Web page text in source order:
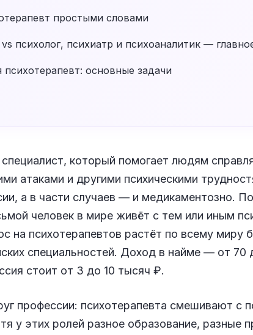
простыми словами
психолог, психиатр и психоаналитик —
психотерапевт: основные задачи
который помогает людям
атаками и другими психическими
а в части случаев — и медикаментозно.
человек в мире живёт с тем или иным
на психотерапевтов растёт по всему миру
специальностей. Доход в найме — от 70
стоит от 3 до 10 тысяч ₽.
профессии: психотерапевта смешивают с
у этих ролей разное образование, разные